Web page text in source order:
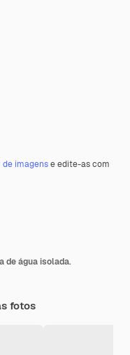
imagense edite-as com
de água isolada.
fotos